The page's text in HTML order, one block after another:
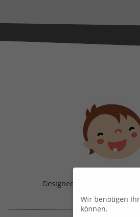
Designed & Handmade with
Wir benötigen
können.